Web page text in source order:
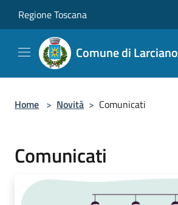
Regione Toscana
Comune di Larciano
Home > Novità > Comunicati
Comunicati